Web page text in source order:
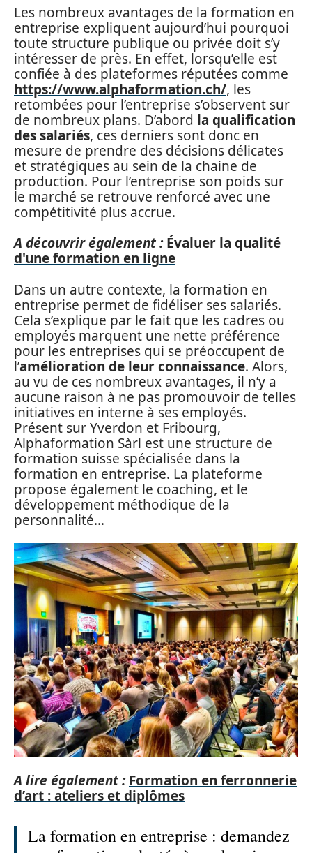
Les nombreux avantages de la formation en
entreprise expliquent aujourd’hui pourquoi
toute structure publique ou privée doit s’y
intéresser de près. En effet, lorsqu’elle est
confiée à des plateformes réputées comme
https://www.alphaformation.ch/, les
retombées pour l’entreprise s’observent sur
de nombreux plans. D’abord la qualification
des salariés, ces derniers sont donc en
mesure de prendre des décisions délicates
et stratégiques au sein de la chaine de
production. Pour l’entreprise son poids sur
le marché se retrouve renforcé avec une
compétitivité plus accrue.
A découvrir également : Évaluer la qualité
d'une formation en ligne
Dans un autre contexte, la formation en
entreprise permet de fidéliser ses salariés.
Cela s’explique par le fait que les cadres ou
employés marquent une nette préférence
pour les entreprises qui se préoccupent de
l’amélioration de leur connaissance. Alors,
au vu de ces nombreux avantages, il n’y a
aucune raison à ne pas promouvoir de telles
initiatives en interne à ses employés.
Présent sur Yverdon et Fribourg,
Alphaformation Sàrl est une structure de
formation suisse spécialisée dans la
formation en entreprise. La plateforme
propose également le coaching, et le
développement méthodique de la
personnalité…
A lire également : Formation en ferronnerie
d’art : ateliers et diplômes
La formation en entreprise : demandez